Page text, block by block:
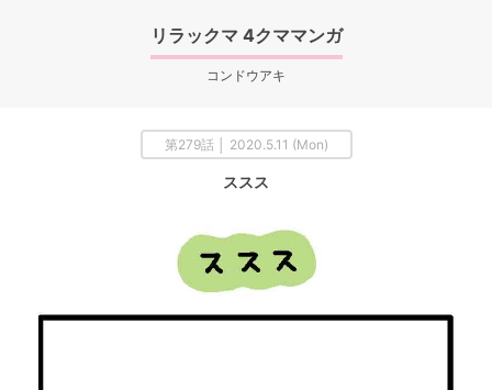
リラックマ 4クママンガ
コンドウアキ
第279話 │ 2020.5.11 (Mon)
ススス